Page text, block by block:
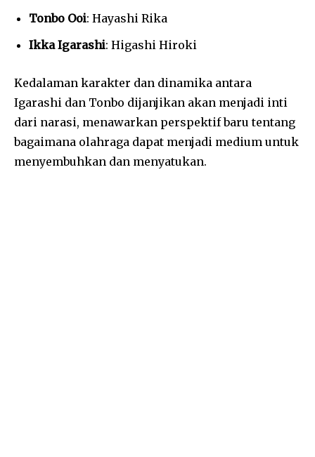
Tonbo Ooi: Hayashi Rika
Ikka Igarashi: Higashi Hiroki
Kedalaman karakter dan dinamika antara
Igarashi dan Tonbo dijanjikan akan menjadi inti
dari narasi, menawarkan perspektif baru tentang
bagaimana olahraga dapat menjadi medium untuk
menyembuhkan dan menyatukan.